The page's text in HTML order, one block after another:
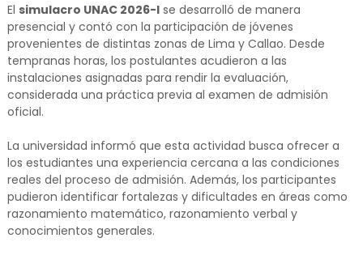
El simulacro UNAC 2026-Ise desarrolló de manera
presencial y contó con la participación de jóvenes
provenientes de distintas zonas de Lima y Callao. Desde
tempranas horas, los postulantes acudieron a las
instalaciones asignadas para rendir la evaluación,
considerada una práctica previa al examen de admisión
oficial.
La universidad informó que esta actividad busca ofrecer a
los estudiantes una experiencia cercana a las condiciones
reales del proceso de admisión. Además, los participantes
pudieron identificar fortalezas y dificultades en áreas como
razonamiento matemático, razonamiento verbal y
conocimientos generales.